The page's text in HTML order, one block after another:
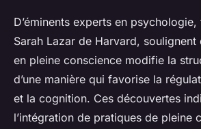
D’éminents experts en
Sarah Lazar de Harvard,
en pleine conscience modifie la
d’une manière qui favorise la
et la cognition. Ces découvertes
l’intégration de pratiques de pleine